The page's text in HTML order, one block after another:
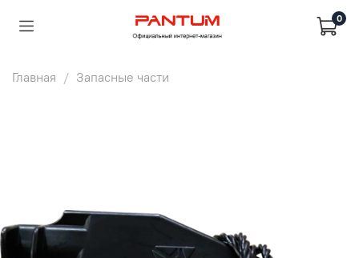
0
Главная Запасные части